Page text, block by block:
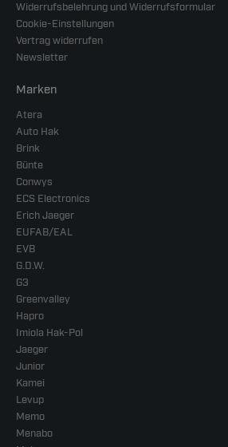
Widerrufsbelehrung und Widerrufsformular
Cookie-Einstellungen
Vertrag widerrufen
Newsletter
Marken
Atera
Auto Hak
Brink
Bünte
Conwys
ECS Electronics
Erich Jaeger
EUFAB/EAL
EVB
G.D.W.
G3
Greenvalley
Hapro
Imiola Hak-Pol
Jaeger
Junior
Kamei
Levup
Memo
Menabo